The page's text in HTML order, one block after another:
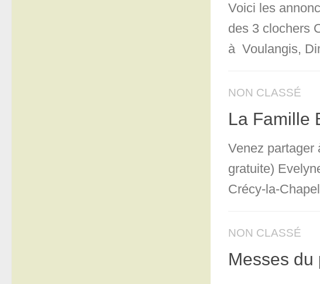
Voici les
des 3 clochers
à Voulangis,
NON CLASSÉ
La Famille
Venez partager
gratuite)
Crécy-la-
NON CLASSÉ
Messes du